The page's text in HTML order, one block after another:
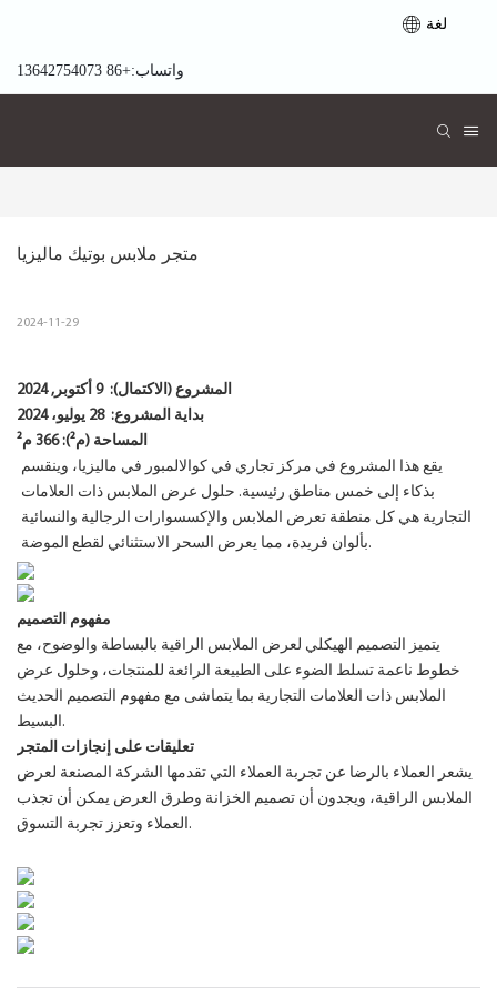
لغة
واتساب:+86 13642754073
متجر ملابس بوتيك ماليزيا
2024-11-29
المشروع (الاكتمال): 9 أكتوبر, 2024
بداية المشروع: 28 يوليو، 2024
المساحة (م²): 366 م²
يقع هذا المشروع في مركز تجاري في كوالالمبور في ماليزيا، وينقسم
بذكاء إلى خمس مناطق رئيسية. حلول عرض الملابس ذات العلامات
التجارية هي كل منطقة تعرض الملابس والإكسسوارات الرجالية والنسائية
بألوان فريدة، مما يعرض السحر الاستثنائي لقطع الموضة.
مفهوم التصميم
يتميز التصميم الهيكلي لعرض الملابس الراقية بالبساطة والوضوح، مع
خطوط ناعمة تسلط الضوء على الطبيعة الرائعة للمنتجات، وحلول عرض
الملابس ذات العلامات التجارية بما يتماشى مع مفهوم التصميم الحديث
البسيط.
تعليقات على إنجازات المتجر
يشعر العملاء بالرضا عن تجربة العملاء التي تقدمها الشركة المصنعة لعرض
الملابس الراقية، ويجدون أن تصميم الخزانة وطرق العرض يمكن أن تجذب
العملاء وتعزز تجربة التسوق.